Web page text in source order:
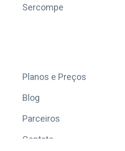
Sercompe
Planos e Preços
Blog
Parceiros
Contato